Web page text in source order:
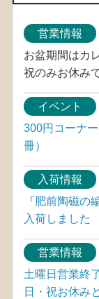
営業情報
お盆期間はカ
祝のみお休み
イベント
300円コーナ
冊）
入荷情報
『肥前陶磁の
入荷しました
営業情報
土曜日営業終
日・祝お休み